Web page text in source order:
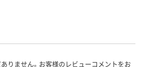
りません。お客様のレビューコメントをお